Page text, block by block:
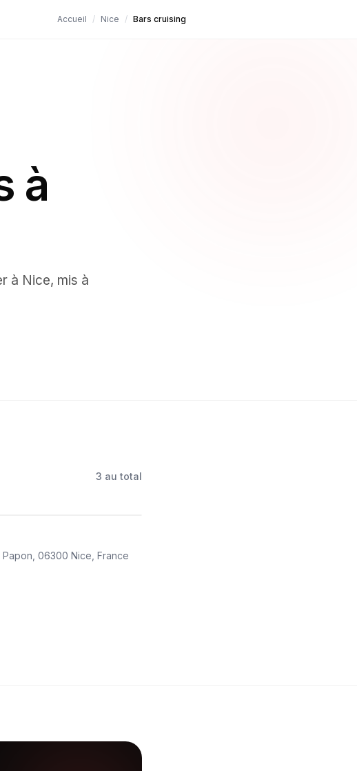
Accueil / Nice / Bars cruising
à
à Nice, mis à
3 au total
06300 Nice, France